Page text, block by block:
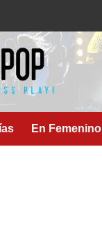
En Femenino